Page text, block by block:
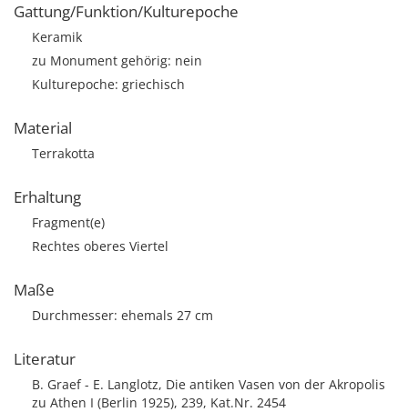
Gattung/Funktion/Kulturepoche
Keramik
zu Monument gehörig: nein
Kulturepoche: griechisch
Material
Terrakotta
Erhaltung
Fragment(e)
Rechtes oberes Viertel
Maße
Durchmesser: ehemals 27 cm
Literatur
B. Graef - E. Langlotz, Die antiken Vasen von der Akropolis
zu Athen I (Berlin 1925), 239, Kat.Nr. 2454